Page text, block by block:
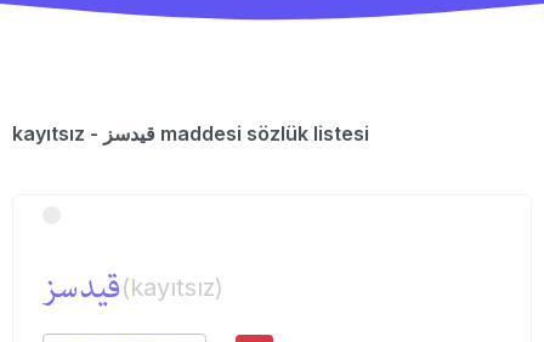
kayıtsız - قیدسز maddesi sözlük listesi
قیدسز(kayıtsız)